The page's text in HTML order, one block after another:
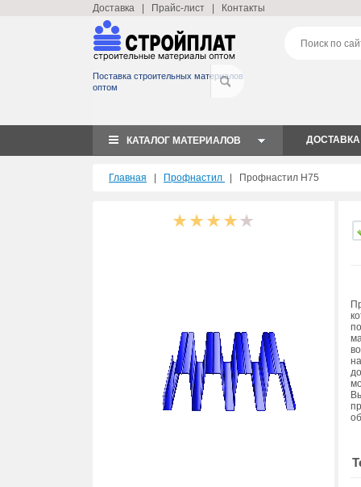
Доставка Прайс-лист Контакты
Поставка строительных материалов
оптом
КАТАЛОГ МАТЕРИАЛОВ ДОСТАВКА
Главная Профнастил Профнастил Н75